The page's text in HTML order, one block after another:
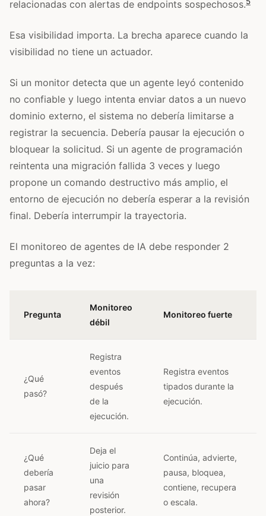
relacionadas con alertas de endpoints sospechosos.
Esa visibilidad importa. La brecha aparece cuando la
visibilidad no tiene un actuador.
Si un monitor detecta que un agente leyó contenido
no confiable y luego intenta enviar datos a un nuevo
dominio externo, el sistema no debería limitarse a
registrar la secuencia. Debería pausar la ejecución o
bloquear la solicitud. Si un agente de programación
reintenta una migración fallida 3 veces y luego
propone un comando destructivo más amplio, el
entorno de ejecución no debería esperar a la revisión
final. Debería interrumpir la trayectoria.
El monitoreo de agentes de IA debe responder 2
preguntas a la vez:
Pregunta
Monitoreo
débil
Monitoreo fuerte
¿Qué
pasó?
Registra
eventos
después
de la
ejecución.
Registra eventos
tipados durante la
ejecución.
¿Qué
debería
pasar
ahora?
Deja el
juicio para
una
revisión
posterior.
Continúa, advierte,
pausa, bloquea,
contiene, recupera
o escala.